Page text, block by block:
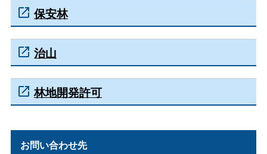
保安林
治山
林地開発許可
お問い合わせ先